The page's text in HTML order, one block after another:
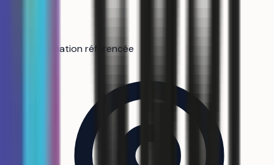
0 formation référencée